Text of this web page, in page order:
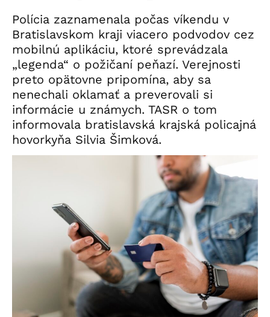
Polícia zaznamenala počas víkendu v
Bratislavskom kraji viacero podvodov cez
mobilnú aplikáciu, ktoré sprevádzala
„legenda“ o požičaní peňazí. Verejnosti
preto opätovne pripomína, aby sa
nenechali oklamať a preverovali si
informácie u známych. TASR o tom
informovala bratislavská krajská policajná
hovorkyňa Silvia Šimková.